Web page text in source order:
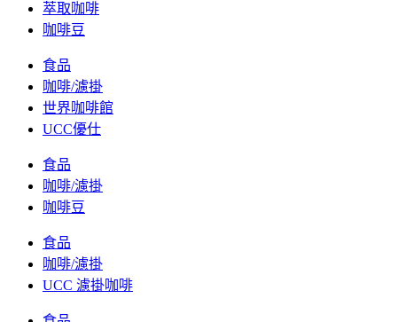
萃取咖啡
咖啡豆
食品
咖啡/濾掛
世界咖啡館
UCC優仕
食品
咖啡/濾掛
咖啡豆
食品
咖啡/濾掛
UCC 濾掛咖啡